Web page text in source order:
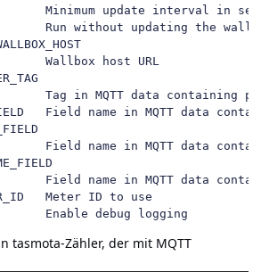
Minimum update interval in
Run without updating the
Wallbox host URL
Tag in MQTT data containing
Field name in MQTT data
Field name in MQTT data
Field name in MQTT data
Meter ID to use
Enable debug logging
tasmota-Zähler, der mit MQTT